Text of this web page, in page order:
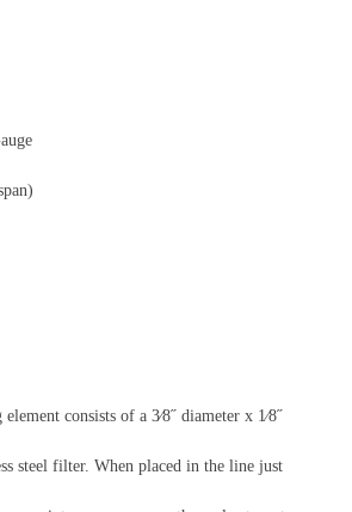
consists of a 3⁄8˝ diameter x 1⁄8˝
steel filter. When placed in the line just